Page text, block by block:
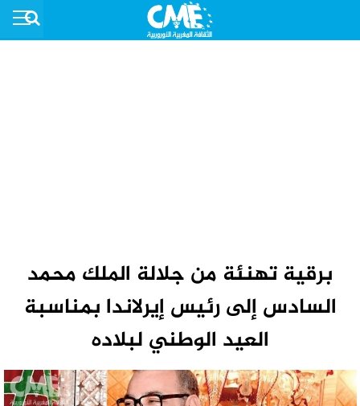
برقية تهنئة من جلالة الملك محمد
السادس إلى رئيس إيرلاندا بمناسبة
العيد الوطني لبلاده